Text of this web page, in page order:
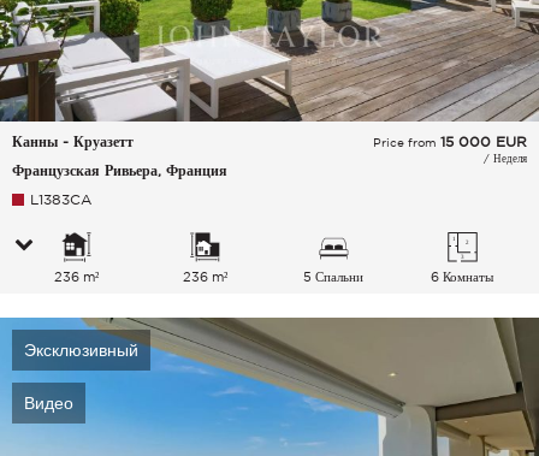
Канны - Круазетт
Французская Ривьера, Франция
Price from 15 000 EUR
/ Неделя
L1383CA
236 m² 236 m² 5 Спальни 6 Комнаты
Эксклюзивный
Видео